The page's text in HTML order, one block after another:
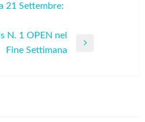
21 Settembre:
N. 1 OPEN nel
Fine Settimana